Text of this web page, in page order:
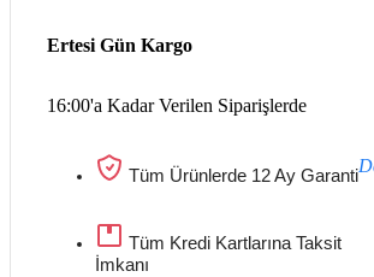
16:00'a Kadar Verilen Siparişlerde
Ertesi Gün Kargo
Tüm Ürünlerde 12 Ay Garanti
Tüm Kredi Kartlarına Taksit
İmkanı